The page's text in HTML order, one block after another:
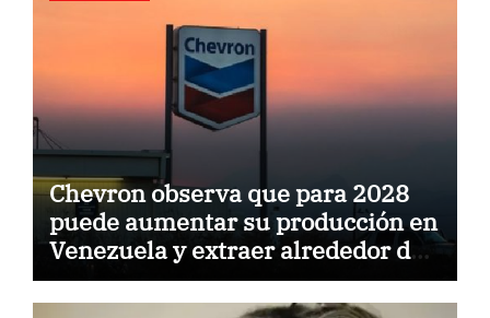
Chevron observa que para 2028
puede aumentar su producción en
Venezuela y extraer alrededor de
420.000 barriles diarios